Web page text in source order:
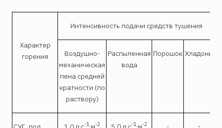
Характер
горения
Интенсивность подачи средств тушения
Воздушно-
механическая
пена средней
кратности (по
раствору)
Распыленная
вода
Порошок Хладоны
-1 -2 -1 -2